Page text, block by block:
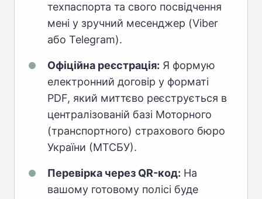
техпаспорта та свого посвідчення
мені у зручний месенджер (Viber
або Telegram).
Офіційна реєстрація: Я формую
електронний договір у форматі
PDF, який миттєво реєструється в
централізованій базі Моторного
(транспортного) страхового бюро
України (МТСБУ).
Перевірка через QR-код: На
вашому готовому полісі буде